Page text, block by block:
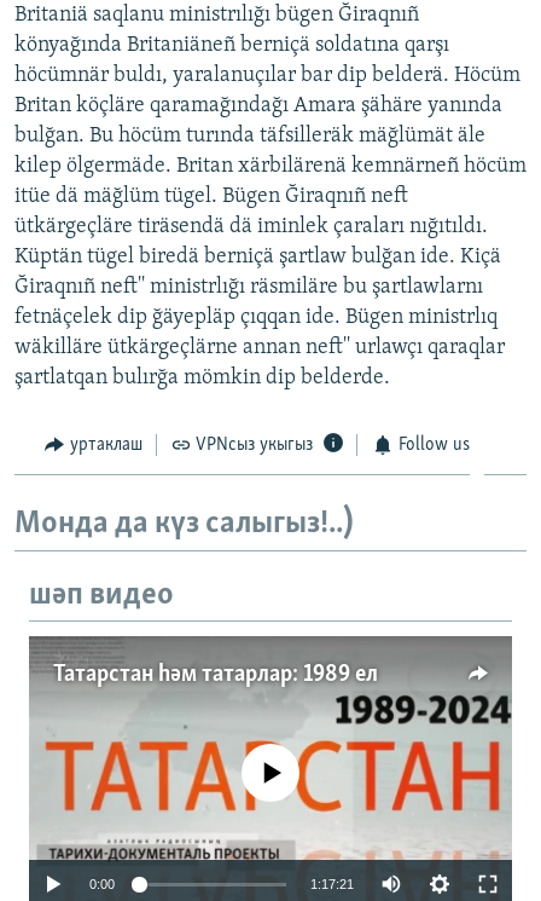
БАШКА ТЕЛЛӘРДӘ
Britaniä saqlanu ministrılığı bügen Ğiraqnıñ
könyağında Britaniäneñ berniçä soldatına qarşı
höcümnär buldı, yaralanuçılar bar dip belderä. Höcüm
Britan köçläre qaramağındağı Amara şähäre yanında
bulğan. Bu höcüm turında täfsilleräk mäğlümät äle
kilep ölgermäde. Britan xärbilärenä kemnärneñ höcüm
itüe dä mäğlüm tügel. Bügen Ğiraqnıñ neft
ütkärgeçläre tiräsendä dä iminlek çaraları nığıtıldı.
Küptän tügel biredä berniçä şartlaw bulğan ide. Kiçä
Ğiraqnıñ neft'' ministrlığı räsmiläre bu şartlawlarnı
fetnäçelek dip ğäyepläp çıqqan ide. Bügen ministrlıq
wäkilläre ütkärgeçlärne annan neft'' urlawçı qaraqlar
şartlatqan bulırğa mömkin dip belderde.
уртаклаш VPNсыз укыгыз Follow us
Монда да күз салыгыз!..)
шәп видео
Татарстан һәм татарлар: 1989 ел
No media source currently available
0:00 1:17:21